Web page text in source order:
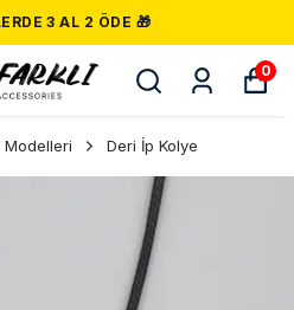
3 AL 2 ÖDE 🎁
0
Modelleri Deri İp Kolye